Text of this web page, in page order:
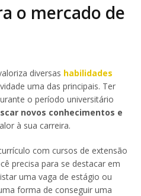
o mercado de
diversas habilidades
uma das principais. Ter
o período universitário
novos conhecimentos e
à sua carreira.
com cursos de extensão
precisa para se destacar em
uma vaga de estágio ou
forma de conseguir uma